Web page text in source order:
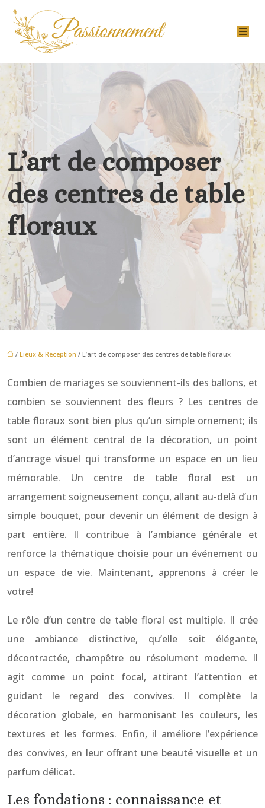
L’art de composer
des centres de table
floraux
/ Lieux & Réception / L’art de composer des centres de table floraux
Combien de mariages se souviennent-ils des ballons, et
combien se souviennent des fleurs ? Les centres de
table floraux sont bien plus qu’un simple ornement; ils
sont un élément central de la décoration, un point
d’ancrage visuel qui transforme un espace en un lieu
mémorable. Un centre de table floral est un
arrangement soigneusement conçu, allant au-delà d’un
simple bouquet, pour devenir un élément de design à
part entière. Il contribue à l’ambiance générale et
renforce la thématique choisie pour un événement ou
un espace de vie. Maintenant, apprenons à créer le
votre!
Le rôle d’un centre de table floral est multiple. Il crée
une ambiance distinctive, qu’elle soit élégante,
décontractée, champêtre ou résolument moderne. Il
agit comme un point focal, attirant l’attention et
guidant le regard des convives. Il complète la
décoration globale, en harmonisant les couleurs, les
textures et les formes. Enfin, il améliore l’expérience
des convives, en leur offrant une beauté visuelle et un
parfum délicat.
Les fondations : connaissance et